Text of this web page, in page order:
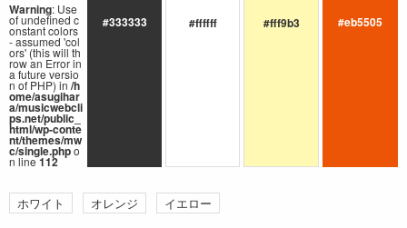
Warning: Use
of undefined c
onstant colors
- assumed 'col
ors' (this will th
row an Error in
a future versio
n of PHP) in /h
ome/asugihar
a/musicwebcli
ps.net/public_
html/wp-conte
nt/themes/mw
c/single.phpo
n line112
#333333 #ffffff #fff9b3 #eb5505
ホワイト オレンジ イエロー